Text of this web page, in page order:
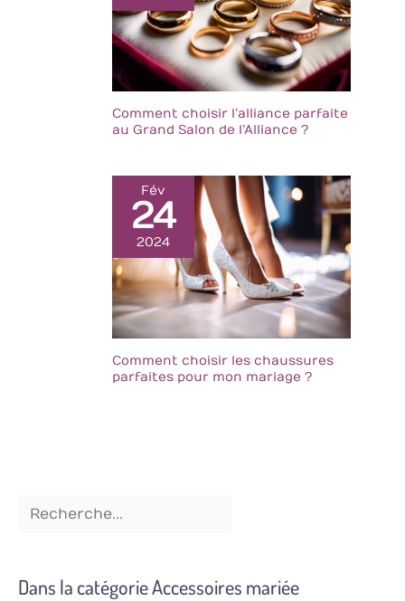
Comment choisir l’alliance parfaite
au Grand Salon de l’Alliance ?
Fév
24
2024
Comment choisir les chaussures
parfaites pour mon mariage ?
Dans la catégorie Accessoires mariée